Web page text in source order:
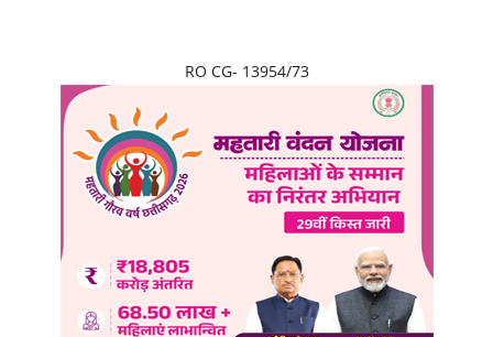
RO CG- 13954/73